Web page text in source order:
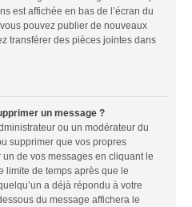
est affichée en bas de l’écran du
pouvez publier de nouveaux
transférer des pièces jointes dans
un message ?
ou un modérateur du
supprimer que vos propres
de vos messages en cliquant le
limite de temps après que le
a déjà répondu à votre
du message affichera le